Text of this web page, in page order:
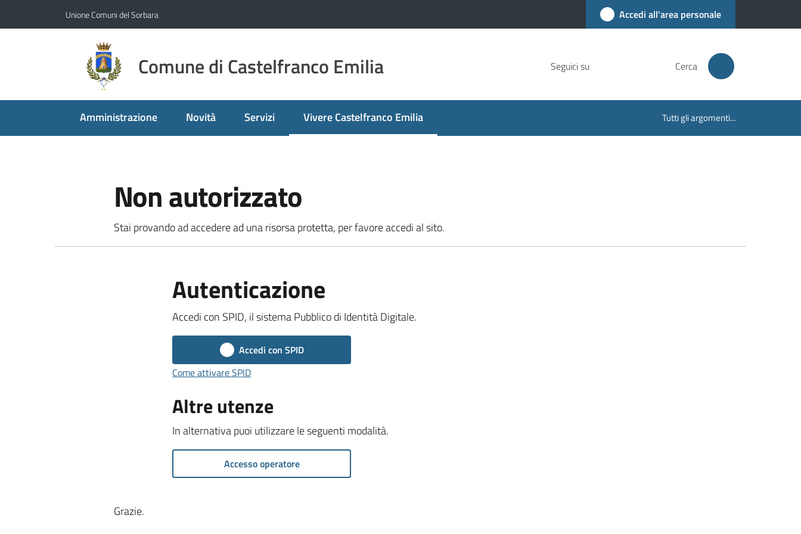
Unione Comuni del Sorbara Accedi all'area personale
Comune di Castelfranco Emilia Seguici su Cerca
Amministrazione Novità Servizi Vivere Castelfranco Emilia
Menu selezionato Tutti gli argomenti...
Non autorizzato
Stai provando ad accedere ad una risorsa protetta, per favore accedi al sito.
Autenticazione
Accedi con SPID, il sistema Pubblico di Identità Digitale.
Accedi con SPID
Come attivare SPID
Altre utenze
In alternativa puoi utilizzare le seguenti modalità.
Accesso operatore
Grazie.